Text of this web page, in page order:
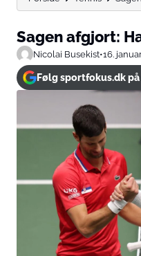
Sagen afgjort:
Nicolai Busekist•16.
Følg sportfokus.dk